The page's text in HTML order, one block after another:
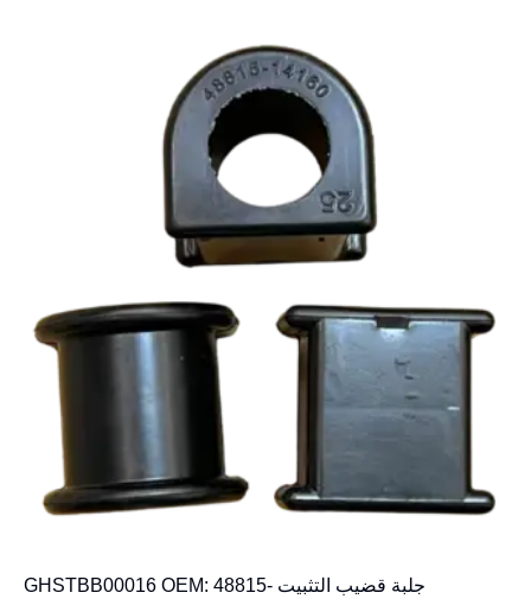
جلبة قضيب التثبيت GHSTBB00016 OEM: 48815-